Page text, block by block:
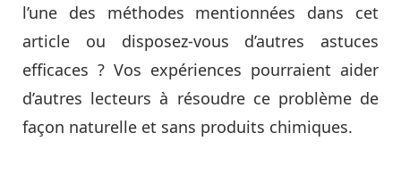
l’une des méthodes mentionnées dans cet
article ou disposez-vous d’autres astuces
efficaces ? Vos expériences pourraient aider
d’autres lecteurs à résoudre ce problème de
façon naturelle et sans produits chimiques.